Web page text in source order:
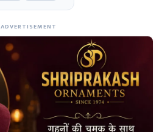
ADVERTISEMENT